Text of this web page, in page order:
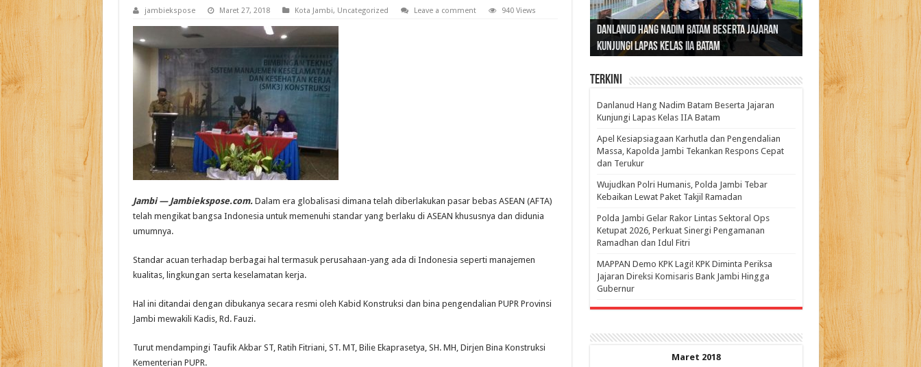
jambiekspose Maret 27, 2018 Kota Jambi, Uncategorized Leave a comment 940 Views
Jambi — Jambiekspose.com.Dalam era globalisasi dimana telah diberlakukan pasar bebas ASEAN (AFTA)
telah mengikat bangsa Indonesia untuk memenuhi standar yang berlaku di ASEAN khususnya dan didunia
umumnya.
Standar acuan terhadap berbagai hal termasuk perusahaan-yang ada di Indonesia seperti manajemen
kualitas, lingkungan serta keselamatan kerja.
Hal ini ditandai dengan dibukanya secara resmi oleh Kabid Konstruksi dan bina pengendalian PUPR Provinsi
Jambi mewakili Kadis, Rd. Fauzi.
Turut mendampingi Taufik Akbar ST, Ratih Fitriani, ST. MT, Bilie Ekaprasetya, SH. MH, Dirjen Bina Konstruksi
Kementerian PUPR.
Danlanud Hang Nadim Batam Beserta Jajaran
Kunjungi Lapas Kelas IIA Batam
Silaturahmi dan Reses Komite I DPD RI di Polda
Jambi Bahas Sinergitas Penanganan Narkotika
Gubernur Al Haris: Lomba Cerdas Cermat Sarana
Edukasi Pembentukan Karakter Generasi
Penerus
Gubernur Al Haris Dorong Koperasi Merah Putih
Cepat Beroperasi Agar Bisa Layani Masyarakat
Penuhi Kebutuhannya
Sosok Fenomenal yang Menggetarkan
Nusantara: Ratu Wangsa, Wanita Berkelas
dengan Pengaruh Internasional
Terkini
Danlanud Hang Nadim Batam Beserta Jajaran
Kunjungi Lapas Kelas IIA Batam
Apel Kesiapsiagaan Karhutla dan Pengendalian
Massa, Kapolda Jambi Tekankan Respons Cepat
dan Terukur
Wujudkan Polri Humanis, Polda Jambi Tebar
Kebaikan Lewat Paket Takjil Ramadan
Polda Jambi Gelar Rakor Lintas Sektoral Ops
Ketupat 2026, Perkuat Sinergi Pengamanan
Ramadhan dan Idul Fitri
‎MAPPAN Demo KPK Lagi! KPK Diminta Periksa
Jajaran Direksi Komisaris Bank Jambi Hingga
Gubernur ‎
Maret 2018